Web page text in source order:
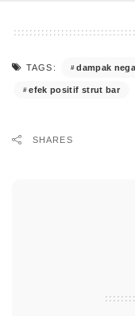
TAGS: dampak
efek positif strut bar
SHARES